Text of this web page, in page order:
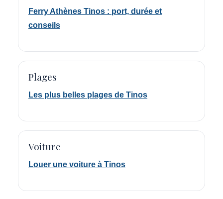
Ferry Athènes Tinos : port, durée et
conseils
Plages
Les plus belles plages de Tinos
Voiture
Louer une voiture à Tinos